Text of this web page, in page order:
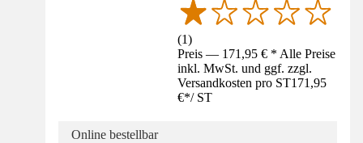
(1)
Preis — 171,95 € * Alle Preise
inkl. MwSt. und ggf. zzgl.
Versandkosten pro ST171,95
€*/ ST
Online bestellbar